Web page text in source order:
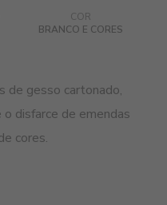
COR
BRANCO E CORES
de gesso cartonado,
disfarce de emendas
cores.